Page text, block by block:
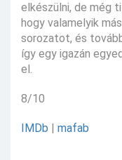
elkészülni, de még
hogy valamelyik
sorozatot, és
így egy igazán
el.
8/10
IMDb mafab